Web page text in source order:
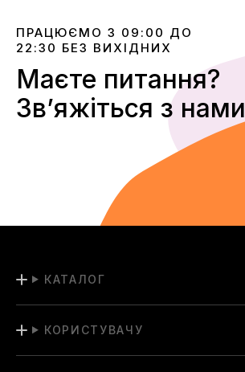
ПРАЦЮЄМО З 09:00 ДО
22:30 БЕЗ ВИХІДНИХ
Маєте питання?
Звʼяжіться з нами
КАТАЛОГ
КОРИСТУВАЧУ